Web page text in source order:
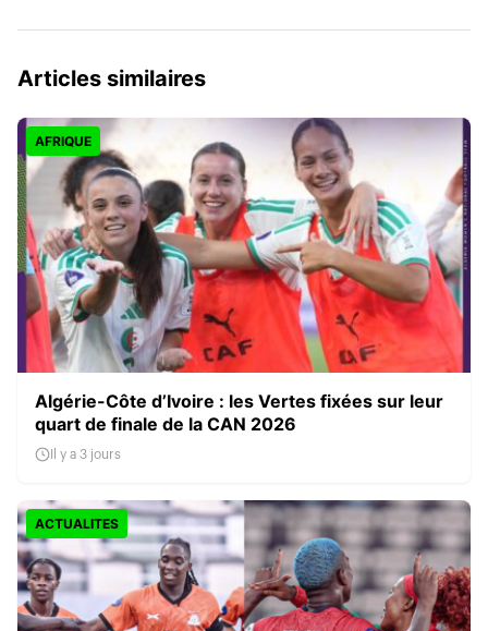
Articles similaires
AFRIQUE
Algérie-Côte d’Ivoire : les Vertes fixées sur leur
quart de finale de la CAN 2026
Il y a 3 jours
ACTUALITES